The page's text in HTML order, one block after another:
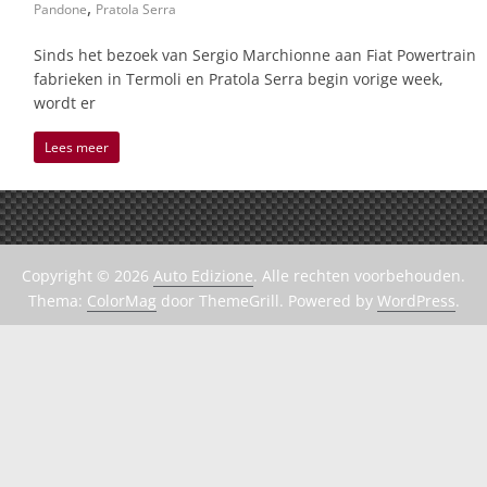
Pandone, Pratola Serra
Sinds het bezoek van Sergio Marchionne aan Fiat Powertrain
fabrieken in Termoli en Pratola Serra begin vorige week,
wordt er
Lees meer
Copyright © 2026 Auto Edizione. Alle rechten voorbehouden.
Thema: ColorMag door ThemeGrill. Powered by WordPress.